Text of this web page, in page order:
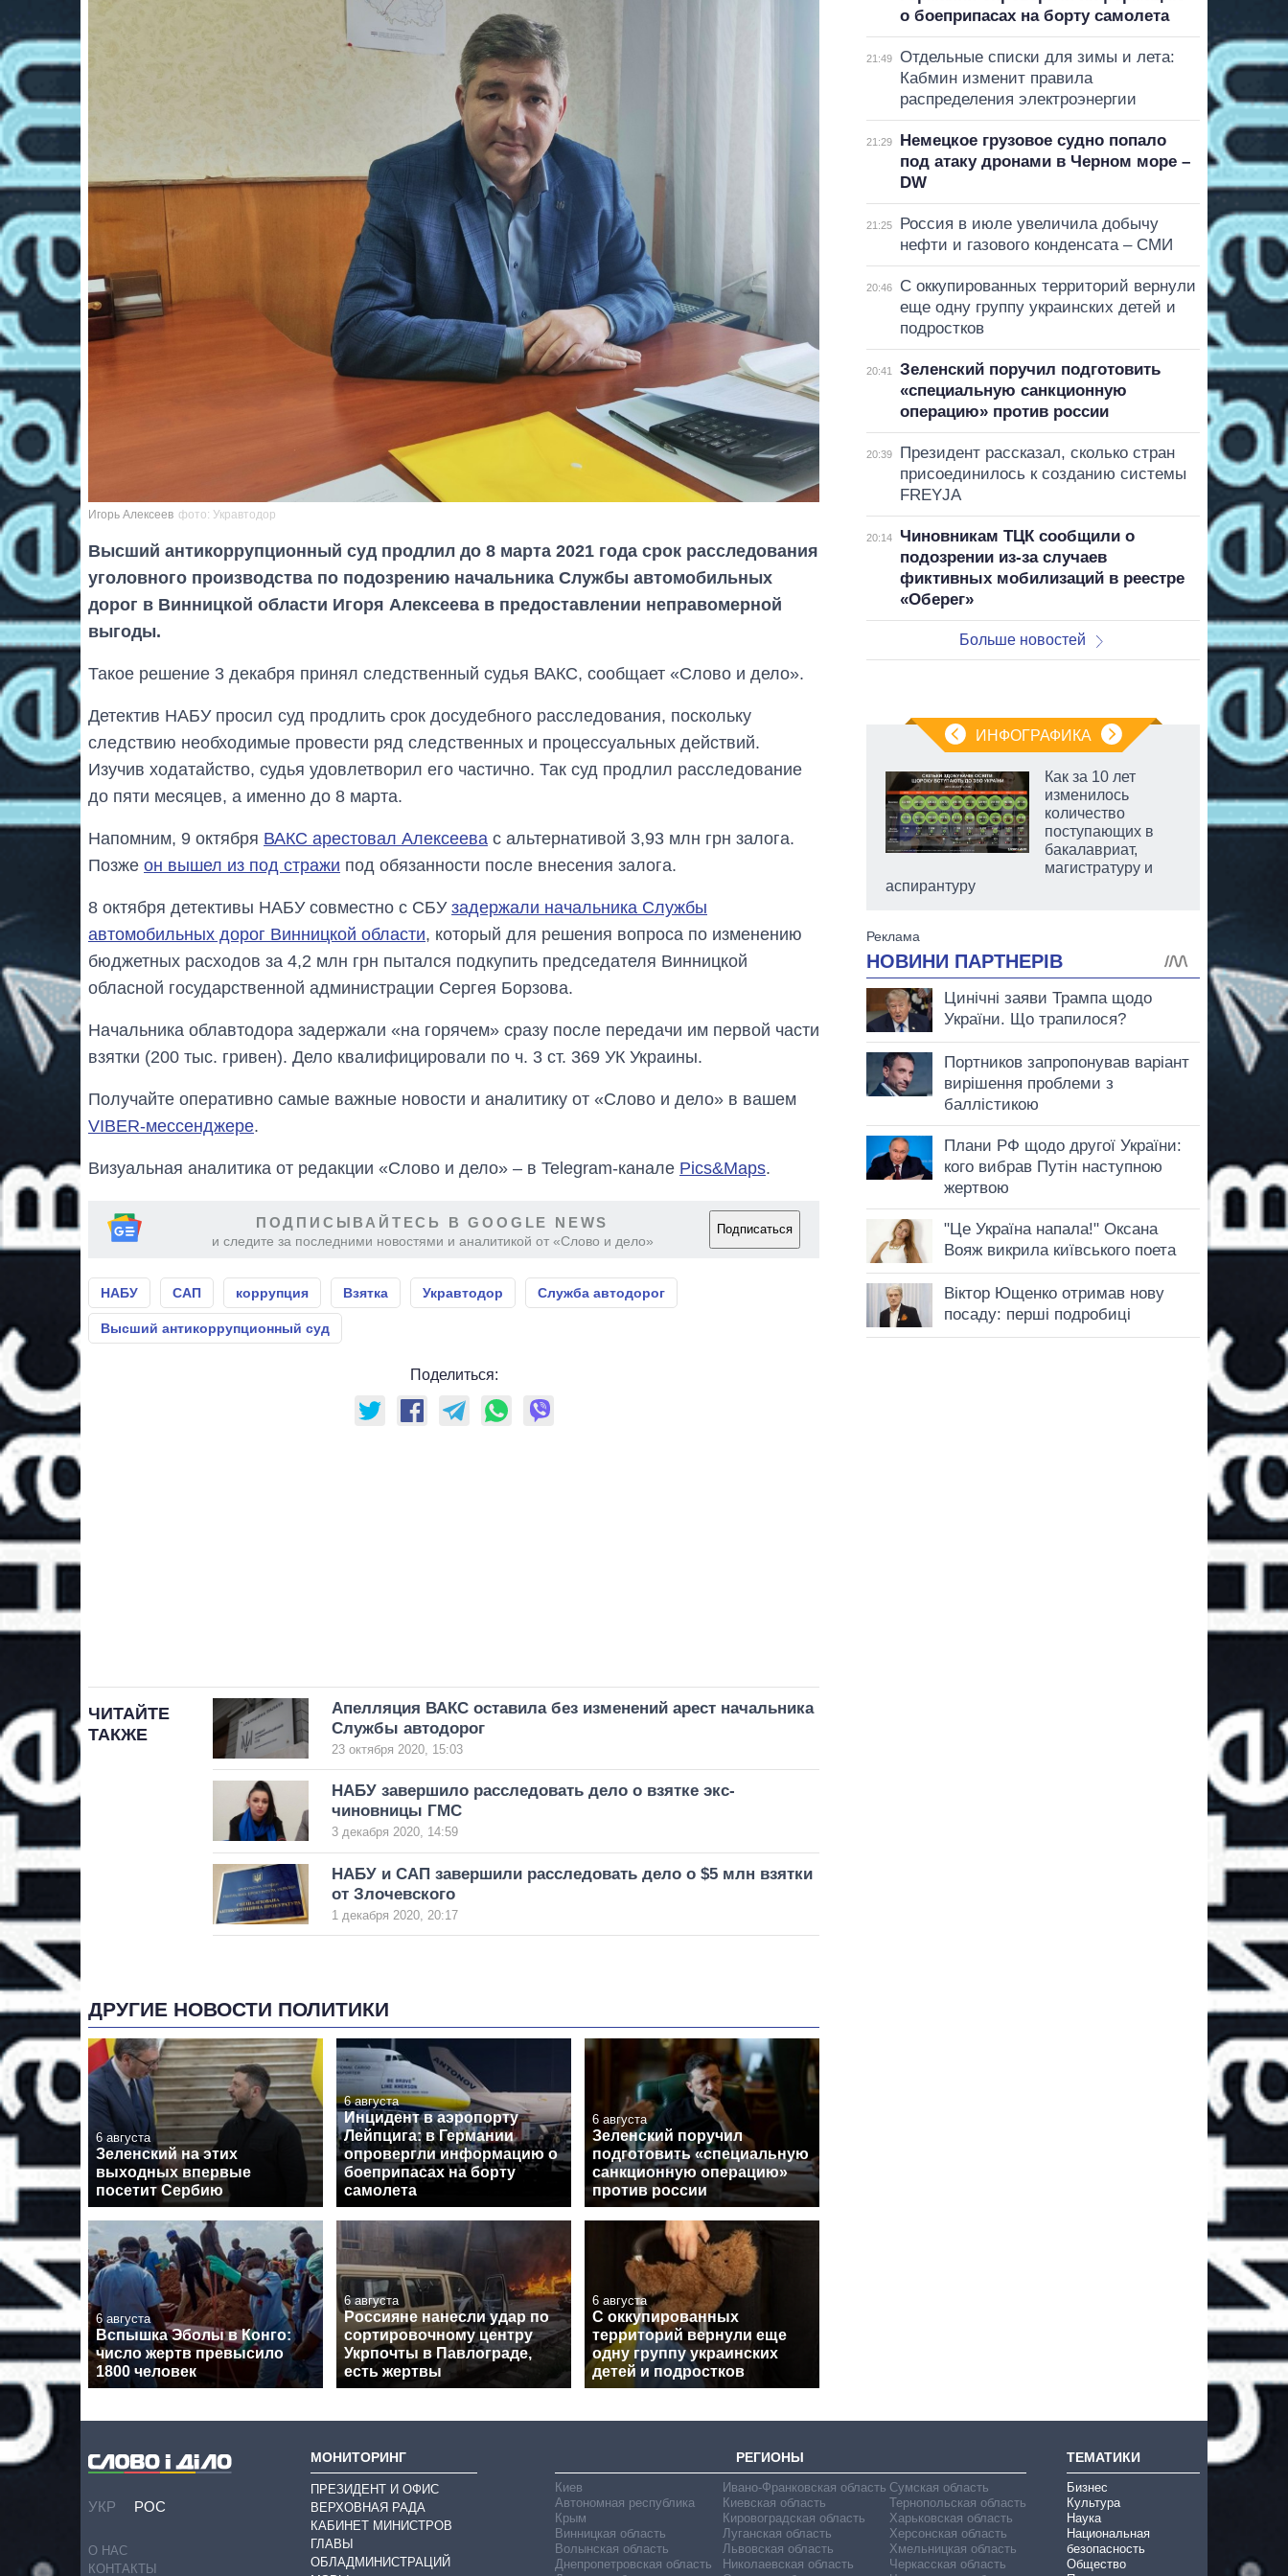
Игорь Алексеев фото: Укравтодор
Высший антикоррупционный суд продлил до 8 марта 2021 года срок расследования
уголовного производства по подозрению начальника Службы автомобильных
дорог в Винницкой области Игоря Алексеева в предоставлении неправомерной
выгоды.
Такое решение 3 декабря принял следственный судья ВАКС, сообщает «Слово и дело».
Детектив НАБУ просил суд продлить срок досудебного расследования, поскольку
следствию необходимые провести ряд следственных и процессуальных действий.
Изучив ходатайство, судья удовлетворил его частично. Так суд продлил расследование
до пяти месяцев, а именно до 8 марта.
Напомним, 9 октября ВАКС арестовал Алексеева с альтернативой 3,93 млн грн залога.
Позже он вышел из под стражи под обязанности после внесения залога.
8 октября детективы НАБУ совместно с СБУ задержали начальника Службы
автомобильных дорог Винницкой области, который для решения вопроса по изменению
бюджетных расходов за 4,2 млн грн пытался подкупить председателя Винницкой
обласной государственной администрации Сергея Борзова.
Начальника облавтодора задержали «на горячем» сразу после передачи им первой части
взятки (200 тыс. гривен). Дело квалифицировали по ч. 3 ст. 369 УК Украины.
Получайте оперативно самые важные новости и аналитику от «Слово и дело» в вашем
VIBER-мессенджере.
Визуальная аналитика от редакции «Слово и дело» – в Telegram-канале Pics&Maps.
ПОДПИСЫВАЙТЕСЬ В GOOGLE NEWS
и следите за последними новостями и аналитикой от «Слово и дело»
Подписаться
НАБУ САП коррупция Взятка Укравтодор Служба автодорог
Высший антикоррупционный суд
Поделиться:
ЧИТАЙТЕ
ТАКЖЕ
Апелляция ВАКС оставила без изменений арест начальника
Службы автодорог
23 октября 2020, 15:03
НАБУ завершило расследовать дело о взятке экс-
чиновницы ГМС
3 декабря 2020, 14:59
НАБУ и САП завершили расследовать дело о $5 млн взятки
от Злочевского
1 декабря 2020, 20:17
ДРУГИЕ НОВОСТИ ПОЛИТИКИ
6 августа
Зеленский на этих
выходных впервые
посетит Сербию
6 августа
Инцидент в аэропорту
Лейпцига: в Германии
опровергли информацию о
боеприпасах на борту
самолета
6 августа
Зеленский поручил
подготовить «специальную
санкционную операцию»
против россии
6 августа
Вспышка Эболы в Конго:
число жертв превысило
1800 человек
6 августа
Россияне нанесли удар по
сортировочному центру
Укрпочты в Павлограде,
есть жертвы
6 августа
С оккупированных
территорий вернули еще
одну группу украинских
детей и подростков
о боеприпасах на борту самолета
21:49
Отдельные списки для зимы и лета:
Кабмин изменит правила
распределения электроэнергии
21:29
Немецкое грузовое судно попало
под атаку дронами в Черном море –
DW
21:25
Россия в июле увеличила добычу
нефти и газового конденсата – СМИ
20:46
С оккупированных территорий вернули
еще одну группу украинских детей и
подростков
20:41
Зеленский поручил подготовить
«специальную санкционную
операцию» против россии
20:39
Президент рассказал, сколько стран
присоединилось к созданию системы
FREYJA
20:14
Чиновникам ТЦК сообщили о
подозрении из-за случаев
фиктивных мобилизаций в реестре
«Оберег»
Больше новостей
ИНФОГРАФИКА
Восемь
за лето: Киев и
область стали
Как за 10 лет
изменилось
количество
поступающих в
бакалавриат,
магистратуру и
аспирантуру
УКР РОС
О НАС
КОНТАКТЫ
МОНИТОРИНГ
ПРЕЗИДЕНТ И ОФИС
ВЕРХОВНАЯ РАДА
КАБИНЕТ МИНИСТРОВ
ГЛАВЫ
ОБЛАДМИНИСТРАЦИЙ
РЕГИОНЫ
Киев
Автономная республика
Крым
Винницкая область
Волынская область
Днепропетровская область
Ивано-Франковская область
Киевская область
Кировоградская область
Луганская область
Львовская область
Николаевская область
Сумская область
Тернопольская область
Харьковская область
Херсонская область
Хмельницкая область
Черкасская область
ТЕМАТИКИ
Бизнес
Культура
Наука
Национальная
безопасность
Общество